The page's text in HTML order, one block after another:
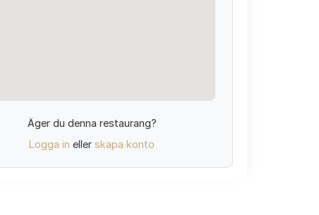
Äger du denna restaurang?
Logga in eller skapa konto